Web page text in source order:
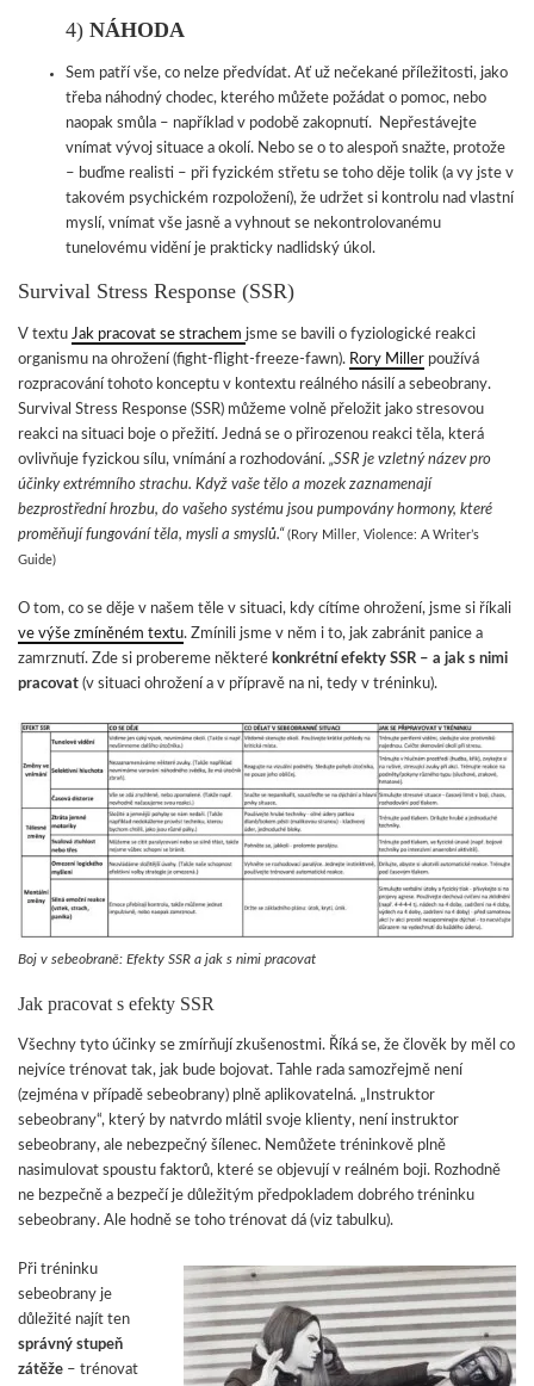
4) NÁHODA
Sem patří vše, co nelze předvídat. Ať už nečekané příležitosti, jako
třeba náhodný chodec, kterého můžete požádat o pomoc, nebo
naopak smůla – například v podobě zakopnutí. Nepřestávejte
vnímat vývoj situace a okolí. Nebo se o to alespoň snažte, protože
– buďme realisti – při fyzickém střetu se toho děje tolik (a vy jste v
takovém psychickém rozpoložení), že udržet si kontrolu nad vlastní
myslí, vnímat vše jasně a vyhnout se nekontrolovanému
tunelovému vidění je prakticky nadlidský úkol.
Survival Stress Response (SSR)
V textu Jak pracovat se strachem jsme se bavili o fyziologické reakci
organismu na ohrožení (fight-flight-freeze-fawn). Rory Miller používá
rozpracování tohoto konceptu v kontextu reálného násilí a sebeobrany.
Survival Stress Response (SSR) můžeme volně přeložit jako stresovou
reakci na situaci boje o přežití. Jedná se o přirozenou reakci těla, která
ovlivňuje fyzickou sílu, vnímání a rozhodování. „SSR je vzletný název pro
účinky extrémního strachu. Když vaše tělo a mozek zaznamenají
bezprostřední hrozbu, do vašeho systému jsou pumpovány hormony, které
proměňují fungování těla, mysli a smyslů.“ (Rory Miller, Violence: A Writer’s
Guide)
O tom, co se děje v našem těle v situaci, kdy cítíme ohrožení, jsme si říkali
ve výše zmíněném textu. Zmínili jsme v něm i to, jak zabránit panice a
zamrznutí. Zde si probereme některé konkrétní efekty SSR – a jak s nimi
pracovat (v situaci ohrožení a v přípravě na ni, tedy v tréninku).
Boj v sebeobraně: Efekty SSR a jak s nimi pracovat
Jak pracovat s efekty SSR
Všechny tyto účinky se zmírňují zkušenostmi. Říká se, že člověk by měl co
nejvíce trénovat tak, jak bude bojovat. Tahle rada samozřejmě není
(zejména v případě sebeobrany) plně aplikovatelná. „Instruktor
sebeobrany“, který by natvrdo mlátil svoje klienty, není instruktor
sebeobrany, ale nebezpečný šílenec. Nemůžete tréninkově plně
nasimulovat spoustu faktorů, které se objevují v reálném boji. Rozhodně
ne bezpečně a bezpečí je důležitým předpokladem dobrého tréninku
sebeobrany. Ale hodně se toho trénovat dá (viz tabulku).
Při tréninku
sebeobrany je
důležité najít ten
správný stupeň
zátěže – trénovat